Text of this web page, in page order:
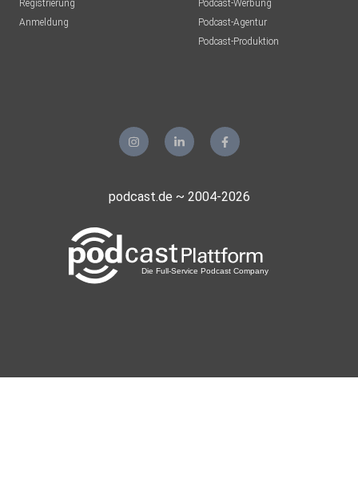
Registrierung
Anmeldung
Podcast-Werbung
Podcast-Agentur
Podcast-Produktion
podcast.de ~ 2004-2026